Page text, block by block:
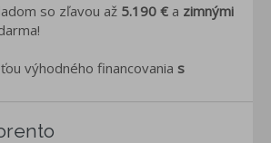
so zľavou až 5.190 € a zimnými
výhodného financovania s